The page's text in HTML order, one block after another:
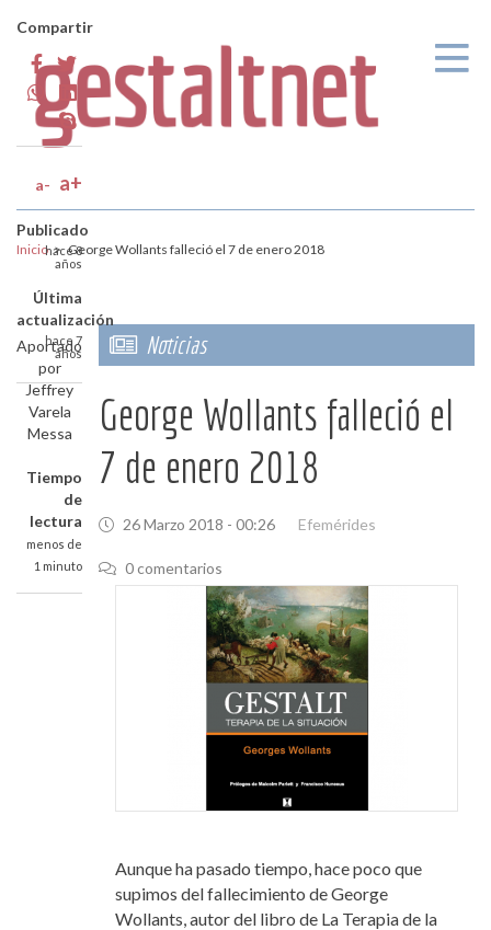
Inicio > George Wollants falleció el 7 de enero 2018
Aportado
por
Jeffrey
Varela
Messa
Tiempo
de
lectura
menos de
1 minuto
Compartir
a- a+
Publicado
hace 8
años
Última
actualización
hace 7
años
Noticias
George Wollants falleció el
7 de enero 2018
26 Marzo 2018 - 00:26 Efemérides
0 comentarios
Aunque ha pasado tiempo, hace poco que
supimos del fallecimiento de George
Wollants, autor del libro de La Terapia de la